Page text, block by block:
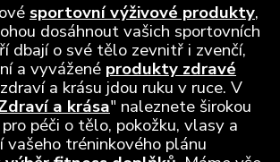
sportovní výživové produkty,
dosáhnout vašich sportovních
dbají o své tělo zevnitř i zvenčí,
a vyvážené produkty zdravé
a krásu jdou ruku v ruce. V
a krása" naleznete širokou
péči o tělo, pokožku, vlasy a
vašeho tréninkového plánu